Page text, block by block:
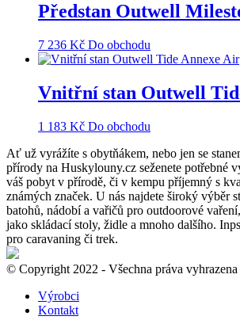
Předstan Outwell
7 236 Kč Do obchodu
Vnitřní stan Outwell
1 183 Kč Do obchodu
Ať už vyrážíte s obytňákem, nebo jen se
přírody na Huskylouny.cz seženete potřebné
váš pobyt v přírodě, či v kempu příjemný s
známých značek. U nás najdete široký výběr
batohů, nádobí a vařičů pro outdoorové
jako skládací stoly, židle a mnoho dalšího.
pro caravaning či trek.
© Copyright 2022 - Všechna práva vyhrazena
Výrobci
Kontakt